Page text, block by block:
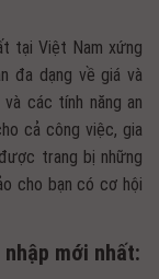
tại Việt Nam xứng
đa dạng về giá và
các tính năng an
cả công việc, gia
trang bị những
cho bạn có cơ hội
nhập mới nhất: